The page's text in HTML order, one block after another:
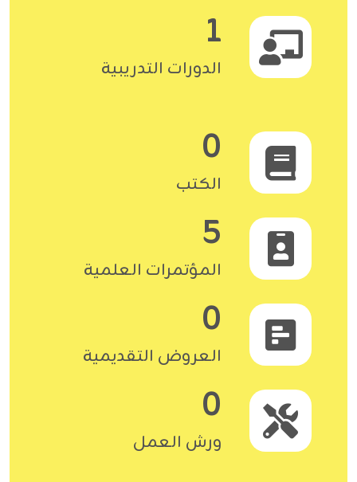
1
الدورات التدريبية
0
الكتب
5
المؤتمرات العلمية
0
العروض التقديمية
0
ورش العمل